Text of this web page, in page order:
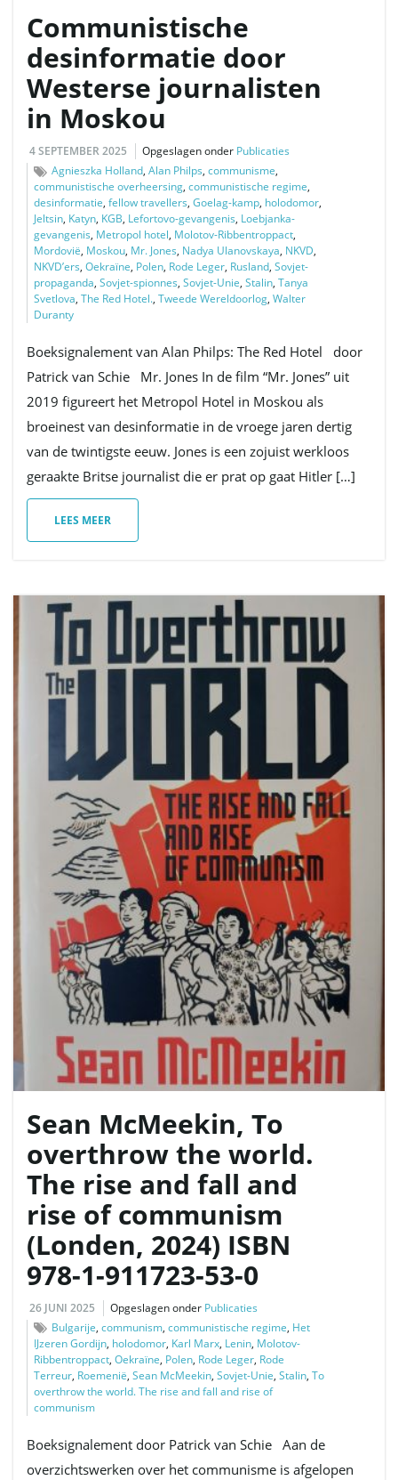
Communistische
desinformatie door
Westerse journalisten
in Moskou
4 SEPTEMBER 2025 Opgeslagen onder Publicaties
Agnieszka Holland, Alan Philps, communisme,
communistische overheersing, communistische regime,
desinformatie, fellow travellers, Goelag-kamp, holodomor,
Jeltsin, Katyn, KGB, Lefortovo-gevangenis, Loebjanka-
gevangenis, Metropol hotel, Molotov-Ribbentroppact,
Mordovië, Moskou, Mr. Jones, Nadya Ulanovskaya, NKVD,
NKVD’ers, Oekraïne, Polen, Rode Leger, Rusland, Sovjet-
propaganda, Sovjet-spionnes, Sovjet-Unie, Stalin, Tanya
Svetlova, The Red Hotel., Tweede Wereldoorlog, Walter
Duranty
Boeksignalement van Alan Philps: The Red Hotel door
Patrick van Schie Mr. Jones In de film “Mr. Jones” uit
2019 figureert het Metropol Hotel in Moskou als
broeinest van desinformatie in de vroege jaren dertig
van de twintigste eeuw. Jones is een zojuist werkloos
geraakte Britse journalist die er prat op gaat Hitler […]
LEES MEER
Sean McMeekin, To
overthrow the world.
The rise and fall and
rise of communism
(Londen, 2024) ISBN
978-1-911723-53-0
26 JUNI 2025 Opgeslagen onder Publicaties
Bulgarije, communism, communistische regime, Het
IJzeren Gordijn, holodomor, Karl Marx, Lenin, Molotov-
Ribbentroppact, Oekraïne, Polen, Rode Leger, Rode
Terreur, Roemenië, Sean McMeekin, Sovjet-Unie, Stalin, To
overthrow the world. The rise and fall and rise of
communism
Boeksignalement door Patrick van Schie Aan de
overzichtswerken over het communisme is afgelopen